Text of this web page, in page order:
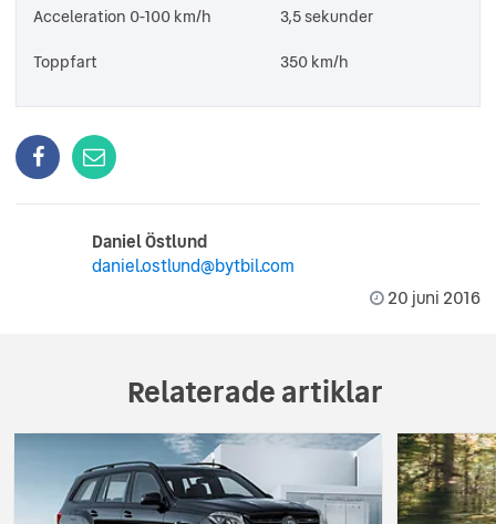
Acceleration 0-100 km/h 3,5 sekunder
Toppfart 350 km/h
Daniel Östlund
daniel.ostlund@bytbil.com
20 juni 2016
Relaterade artiklar